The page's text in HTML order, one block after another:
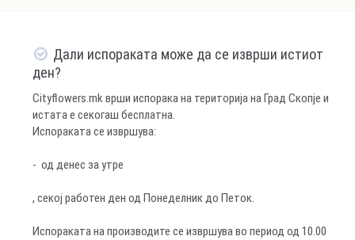
Дали испораката може да се изврши истиот
ден?
Cityflowers.mk врши испорака на територија на Град Скопје и
истата е секогаш бесплатна.
Испораката се извршува:
- од денес за утре
, секој работен ден од Понеделник до Петок.
Испораката на производите се извршува во период од 10.00